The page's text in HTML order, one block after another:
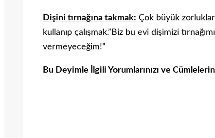
Dişini tırnağına takmak: Çok büyük
kullanıp çalışmak.”Biz bu evi dişimizi
vermeyeceğim!”
Bu Deyimle İlgili Yorumlarınızı ve